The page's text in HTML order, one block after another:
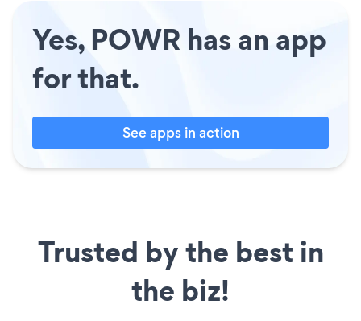
Yes, POWR has an app
for that.
See apps in action
Trusted by the best in
the biz!